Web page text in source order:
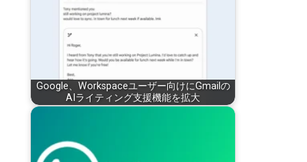
Google、Workspaceユーザー向けにGmailの
AIライティング支援機能を拡大